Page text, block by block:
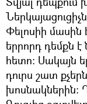
Փելոսիի
երրորդ
հետո։ Սակայն
դուրս շատ
խոսնակներին։